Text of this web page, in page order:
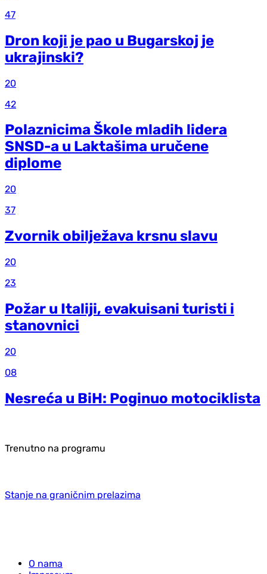
47
Dron koji je pao u Bugarskoj je
ukrajinski?
20
42
Polaznicima Škole mladih lidera
SNSD-a u Laktašima uručene
diplome
20
37
Zvornik obilježava krsnu slavu
20
23
Požar u Italiji, evakuisani turisti i
stanovnici
20
08
Nesreća u BiH: Poginuo motociklista
Trenutno na programu
Stanje na graničnim prelazima
O nama